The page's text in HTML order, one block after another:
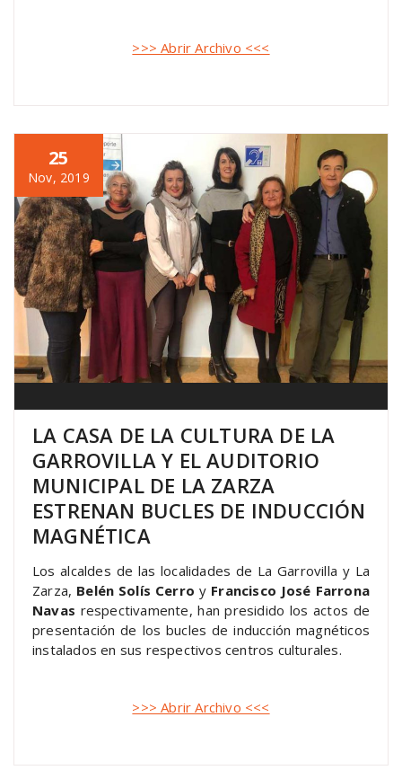
>>> Abrir Archivo <<<
25
Nov, 2019
LA CASA DE LA CULTURA DE LA
GARROVILLA Y EL AUDITORIO
MUNICIPAL DE LA ZARZA
ESTRENAN BUCLES DE INDUCCIÓN
MAGNÉTICA
Los alcaldes de las localidades de La Garrovilla y La
Zarza, Belén Solís Cerro y Francisco José Farrona
Navas respectivamente, han presidido los actos de
presentación de los bucles de inducción magnéticos
instalados en sus respectivos centros culturales.
>>> Abrir Archivo <<<